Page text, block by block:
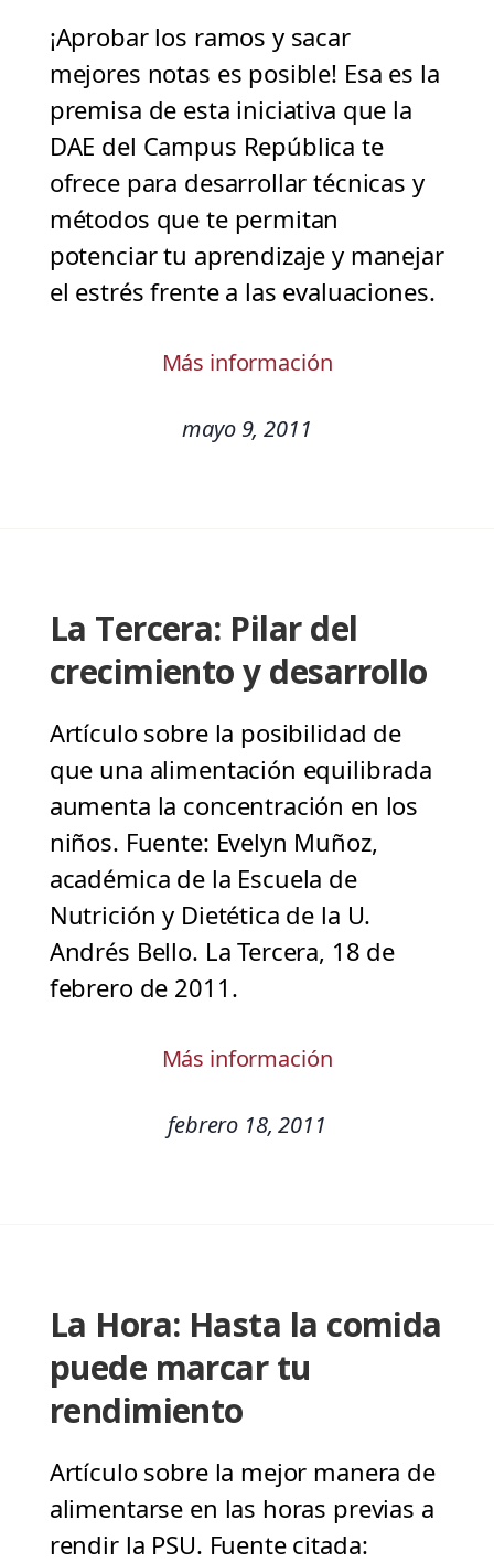
¡Aprobar los ramos y sacar
mejores notas es posible! Esa es la
premisa de esta iniciativa que la
DAE del Campus República te
ofrece para desarrollar técnicas y
métodos que te permitan
potenciar tu aprendizaje y manejar
el estrés frente a las evaluaciones.
Más información
mayo 9, 2011
La Tercera: Pilar del
crecimiento y desarrollo
Artículo sobre la posibilidad de
que una alimentación equilibrada
aumenta la concentración en los
niños. Fuente: Evelyn Muñoz,
académica de la Escuela de
Nutrición y Dietética de la U.
Andrés Bello. La Tercera, 18 de
febrero de 2011.
Más información
febrero 18, 2011
La Hora: Hasta la comida
puede marcar tu
rendimiento
Artículo sobre la mejor manera de
alimentarse en las horas previas a
rendir la PSU. Fuente citada: